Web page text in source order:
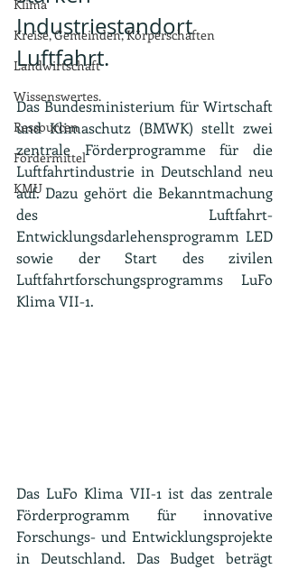
Klima
Kreise, Gemeinden, Körperschaften
Landwirtschaft
Wissenswertes.
Ressourcen
Fördermittel
KMU
Industriestandort
Luftfahrt.
Das Bundesministerium für Wirtschaft
und Klimaschutz (BMWK) stellt zwei
zentrale Förderprogramme für die
Luftfahrtindustrie in Deutschland neu
auf. Dazu gehört die Bekanntmachung
des Luftfahrt-
Entwicklungsdarlehensprogramm LED
sowie der Start des zivilen
Luftfahrtforschungsprogramms LuFo
Klima VII-1.
Das LuFo Klima VII-1 ist das zentrale
Förderprogramm für innovative
Forschungs- und Entwicklungsprojekte
in Deutschland. Das Budget beträgt